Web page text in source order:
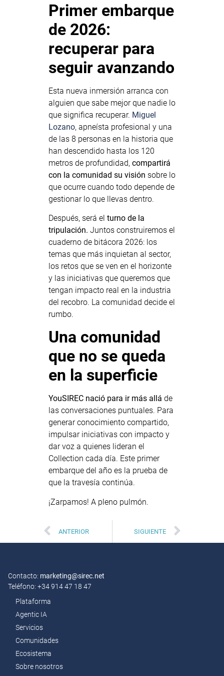
Primer embarque
de 2026:
recuperar para
seguir avanzando
Esta nueva inmersión arranca con
alguien que sabe mejor que nadie lo
que significa recuperar. Miguel
Lozano, apneísta profesional y una
de las 8 personas en la historia que
han descendido hasta los 120
metros de profundidad, compartirá
con la comunidad su visión sobre lo
que ocurre cuando todo depende de
gestionar lo que llevas dentro.
Después, será el turno de la
tripulación. Juntos construiremos el
cuaderno de bitácora 2026: los
temas que más inquietan al sector,
los retos que se ven en el horizonte
y las iniciativas que queremos que
tengan impacto real en la industria
del recobro. La comunidad decide el
rumbo.
Una comunidad
que no se queda
en la superficie
YouSIREC nació para ir más allá de
las conversaciones puntuales. Para
generar conocimiento compartido,
impulsar iniciativas con impacto y
dar voz a quienes lideran el
Collection cada día. Este primer
embarque del año es la prueba de
que la travesía continúa.
¡Zarpamos! A pleno pulmón.
ANTERIOR SIGUIENTE
Contacto: marketing@sirec.net
Teléfono: +34 914 47 18 47
Plataforma
Agentic IA
Servicios
Comunidades
Ecosistema
Sobre nosotros